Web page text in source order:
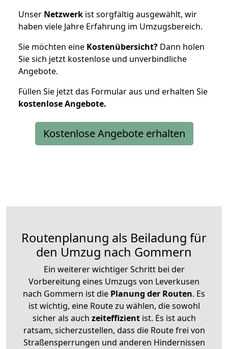
Unser Netzwerk ist sorgfältig ausgewählt, wir
haben viele Jahre Erfahrung im Umzugsbereich.
Sie möchten eine Kostenübersicht? Dann holen
Sie sich jetzt kostenlose und unverbindliche
Angebote.
Füllen Sie jetzt das Formular aus und erhalten Sie
kostenloseAngebote.
Kostenlose Angebote erhalten
Routenplanung als Beiladung für
den Umzug nach Gommern
Ein weiterer wichtiger Schritt bei der
Vorbereitung eines Umzugs von Leverkusen
nach Gommern ist die Planung der Routen. Es
ist wichtig, eine Route zu wählen, die sowohl
sicher als auch zeiteffizientist. Es ist auch
ratsam, sicherzustellen, dass die Route frei von
Straßensperrungen und anderen Hindernissen